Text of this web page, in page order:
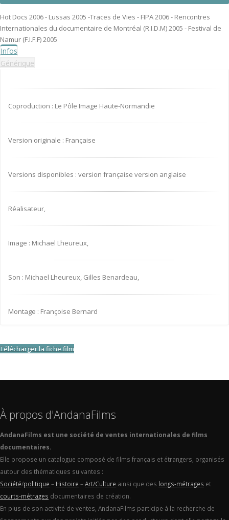
Hot Docs 2006 - Lussas 2005 -Traces de Vies - FIPA 2006 - Rencontres
Internationales du documentaire de Montréal (R.I.D.M) 2005 - Festival de
Namur (F.I.F.F) 2005
Infos
Générique
Coproduction : Le Pôle Image Haute-Normandie
Version originale : Française
Versions disponibles : version française version anglaise
Réalisateur,
Image : Michael Lheureux,
Son : Michael Lheureux, Gilles Benardeau,
Montage : Françoise Bernard
Télécharger la fiche film
À propos d'AndanaFilms
AndanaFilms est une société de ventes internationales de films
documentaires.
Elle propose un catalogue composé de films français et étrangers, organisés
autour des thématiques suivantes :
Société/politique – Histoire –Art/Culture ainsi que des longs-métrages et
courts-métrages documentaires de création.
En plus de son activité de ventes, AndanaFilms participe à la recherche de